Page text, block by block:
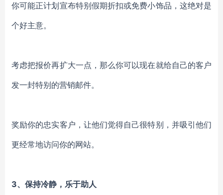
你可能正计划宣布特别假期折扣或免费小饰品，这绝对是
个好主意。
考虑把报价再扩大一点，那么你可以现在就给自己的客户
发一封特别的营销邮件。
奖励你的忠实客户，让他们觉得自己很特别，并吸引他们
更经常地访问你的网站。
3、保持冷静，乐于助人